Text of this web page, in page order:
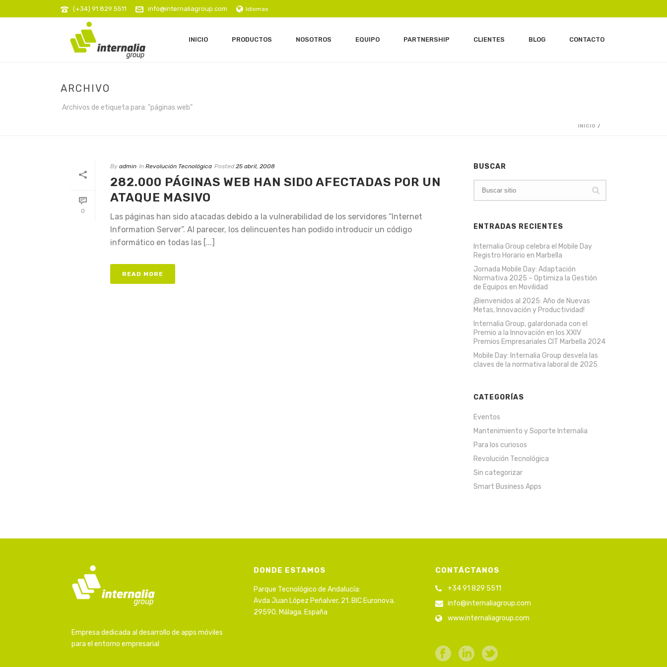
(+34) 91 829 5511 info@internaliagroup.com Idiomas
INICIO PRODUCTOS NOSOTROS EQUIPO PARTNERSHIP CLIENTES BLOG CONTACTO
ARCHIVO
Archivos de etiqueta para: "páginas web"
INICIO /
0
By admin In Revolución Tecnológica Posted 25 abril, 2008
282.000 PÁGINAS WEB HAN SIDO AFECTADAS POR UN
ATAQUE MASIVO
Las páginas han sido atacadas debido a la vulnerabilidad de los servidores “Internet
Information Server”. Al parecer, los delincuentes han podido introducir un código
informático en todas las [...]
READ MORE
BUSCAR
ENTRADAS RECIENTES
Internalia Group celebra el Mobile Day
Registro Horario en Marbella
Jornada Mobile Day: Adaptación
Normativa 2025 – Optimiza la Gestión
de Equipos en Movilidad
¡Bienvenidos al 2025: Año de Nuevas
Metas, Innovación y Productividad!
Internalia Group, galardonada con el
Premio a la Innovación en los XXIV
Premios Empresariales CIT Marbella 2024
Mobile Day: Internalia Group desvela las
claves de la normativa laboral de 2025
CATEGORÍAS
Eventos
Mantenimiento y Soporte Internalia
Para los curiosos
Revolución Tecnológica
Sin categorizar
Smart Business Apps
Empresa dedicada al desarrollo de apps móviles
para el entorno empresarial
DONDE ESTAMOS
Parque Tecnológico de Andalucía:
Avda Juan López Peñalver, 21. BIC Euronova.
29590. Málaga. España
CONTÁCTANOS
+34 91 829 5511
info@internaliagroup.com
www.internaliagroup.com